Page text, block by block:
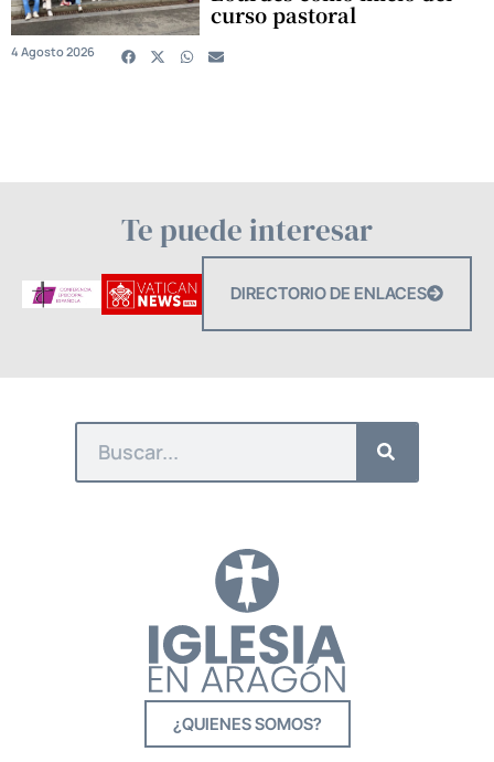
curso pastoral
4 Agosto 2026
Te puede interesar
DIRECTORIO DE ENLACES
¿QUIENES SOMOS?